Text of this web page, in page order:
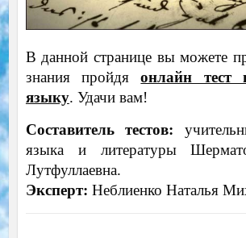
В данной странице вы можете
знания пройдяонлайн тест
языку. Удачи вам!
Составитель тестов:
языка и литературы
Лутфуллаевна.
Эксперт: Неблиенко Наталья